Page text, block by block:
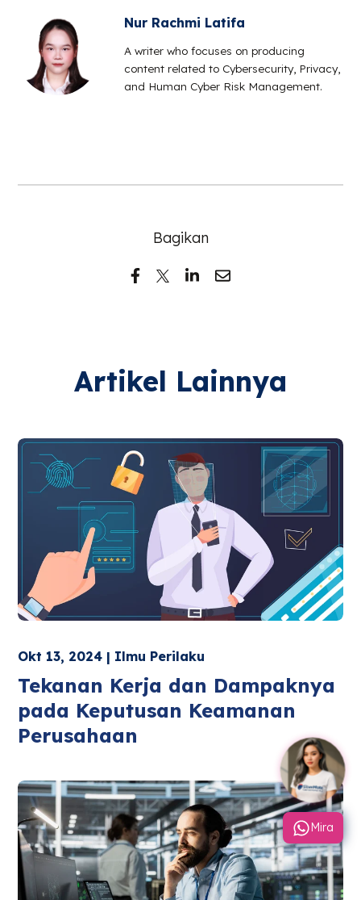
Nur Rachmi Latifa
A writer who focuses on producing
content related to Cybersecurity, Privacy,
and Human Cyber Risk Management.
Bagikan
Artikel Lainnya
Okt 13, 2024 | Ilmu Perilaku
Tekanan Kerja dan Dampaknya
pada Keputusan Keamanan
Perusahaan
Mira